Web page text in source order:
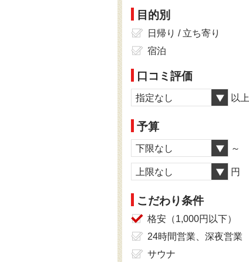
目的別
日帰り / 立ち寄り
宿泊
口コミ評価
指定なし 以上
予算
下限なし ～
上限なし 円
こだわり条件
格安（1,000円以下）
24時間営業、深夜営業
サウナ